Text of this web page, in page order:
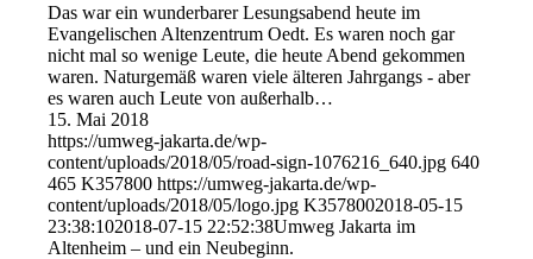
Das war ein wunderbarer Lesungsabend heute im
Evangelischen Altenzentrum Oedt. Es waren noch gar
nicht mal so wenige Leute, die heute Abend gekommen
waren. Naturgemäß waren viele älteren Jahrgangs - aber
es waren auch Leute von außerhalb…
15. Mai 2018
https://umweg-jakarta.de/wp-
content/uploads/2018/05/road-sign-1076216_640.jpg 640
465 K357800 https://umweg-jakarta.de/wp-
content/uploads/2018/05/logo.jpg K3578002018-05-15
23:38:102018-07-15 22:52:38Umweg Jakarta im
Altenheim – und ein Neubeginn.